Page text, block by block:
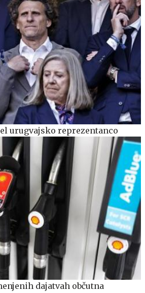
urugvajsko reprezentanco
dajatvah občutna